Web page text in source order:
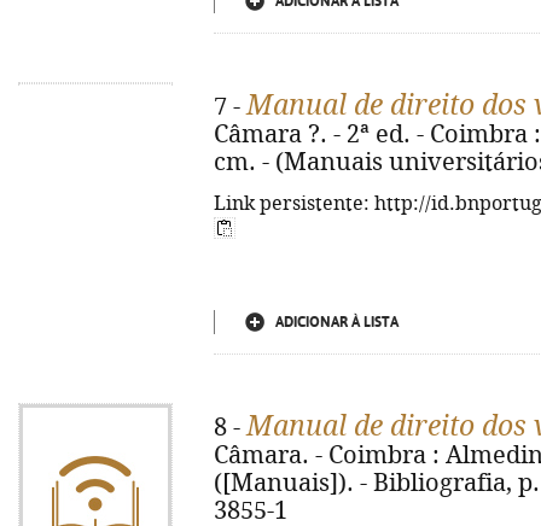
7 -Manual de direito
Câmara ?. - 2ª ed. -
cm. - (Manuais
Link persistente: http://
ADICIONAR À LISTA
8 -Manual de direito
Câmara. - Coimbra :
([Manuais]). - Bibliografia, p.
3855-1